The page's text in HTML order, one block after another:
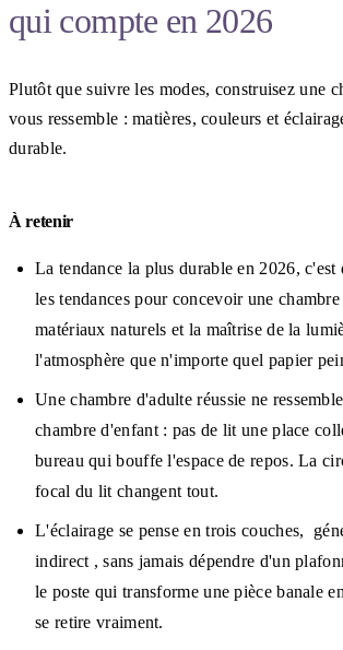
qui compte en 2026
Plutôt que suivre les modes, construisez une
vous ressemble : matières, couleurs et
durable.
À retenir
La tendance la plus durable en 2026, c'est
les tendances pour concevoir une
matériaux naturels et la maîtrise de la
l'atmosphère que n'importe quel papier
Une chambre d'adulte réussie ne
chambre d'enfant : pas de lit une place
bureau qui bouffe l'espace de repos. La
focal du lit changent tout.
L'éclairage se pense en trois couches,
indirect , sans jamais dépendre d'un
le poste qui transforme une pièce banale
se retire vraiment.